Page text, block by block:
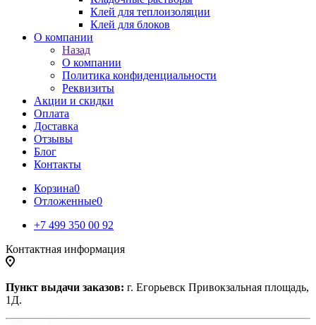
Клей для теплоизоляции
Клей для блоков
О компании
Назад
О компании
Политика конфиденциальности
Реквизиты
Акции и скидки
Оплата
Доставка
Отзывы
Блог
Контакты
Корзина0
Отложенные0
+7 499 350 00 92
Контактная информация
Пункт выдачи заказов: г. Егорьевск Привокзальная площадь,
1Д.